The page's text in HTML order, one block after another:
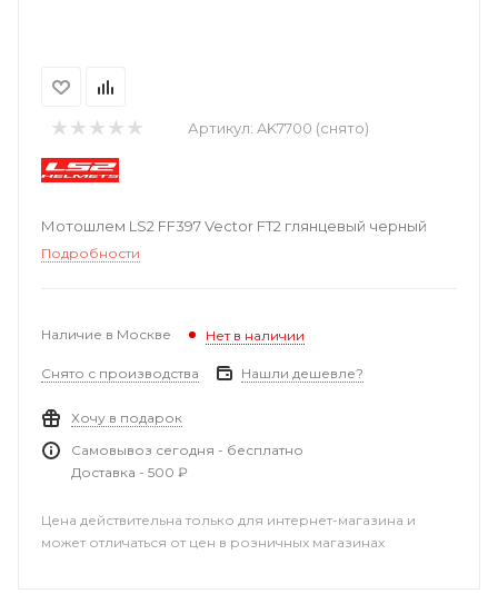
Артикул: AK7700 (снято)
Мотошлем LS2 FF397 Vector FT2 глянцевый черный
Подробности
Наличие в Москве Нет в наличии
Снято с производства Нашли дешевле?
Хочу в подарок
Самовывоз сегодня - бесплатно
Доставка - 500 ₽
Цена действительна только для интернет-магазина и
может отличаться от цен в розничных магазинах